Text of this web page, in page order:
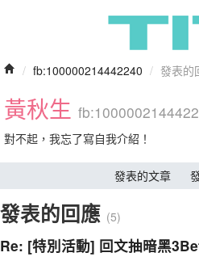
/ fb:100000214442240 / 發表的
黃秋生
對不起，我忘了寫自我介紹！
發表的文章
發表的回應 (5)
Re: [特別活動] 回文抽暗黑